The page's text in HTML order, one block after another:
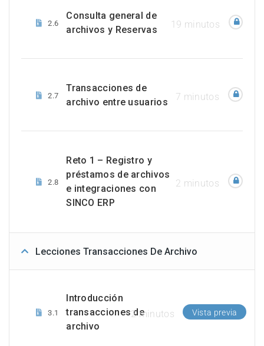
2.6
Consulta general de
archivos y Reservas
19 minutos
2.7
Transacciones de
archivo entre usuarios
7 minutos
2.8
Reto 1 – Registro y
préstamos de archivos
e integraciones con
SINCO ERP
2 minutos
Lecciones Transacciones De Archivo
3.1
Introducción
transacciones de
archivo
2 minutos Vista previa